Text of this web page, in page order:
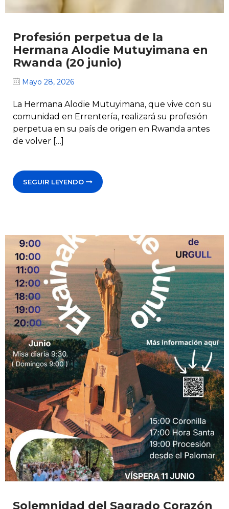
Profesión perpetua de la
Hermana Alodie Mutuyimana en
Rwanda (20 junio)
Mayo 28, 2026
La Hermana Alodie Mutuyimana, que vive con su
comunidad en Errentería, realizará su profesión
perpetua en su país de origen en Rwanda antes
de volver […]
SEGUIR LEYENDO
Solemnidad del Sagrado Corazón